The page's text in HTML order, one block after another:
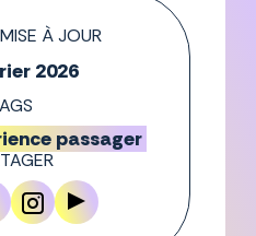
À JOUR
2026
passager